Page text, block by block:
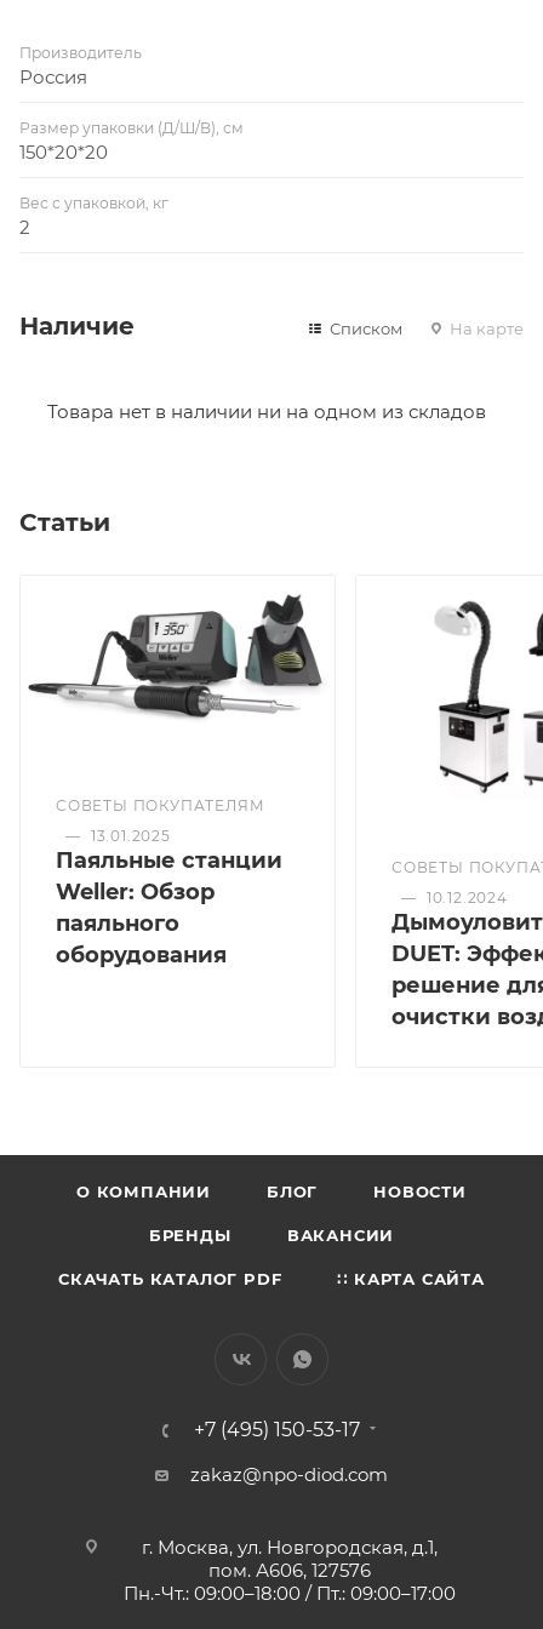
Производитель
Россия
Размер упаковки (Д/Ш/В), см
150*20*20
Вес с упаковкой, кг
2
Наличие Списком На карте
Товара нет в наличии ни на одном из складов
Статьи
СОВЕТЫ ПОКУПАТЕЛЯМ
— 13.01.2025
Паяльные станции
Weller: Обзор
паяльного
оборудования
СОВЕТЫ
— 10.12.2024
DUET:
решение
очистки
О КОМПАНИИ БЛОГ НОВОСТИ
БРЕНДЫ ВАКАНСИИ
СКАЧАТЬ КАТАЛОГ PDF ∷ КАРТА САЙТА
+7 (495) 150-53-17
zakaz@npo-diod.com
г. Москва, ул. Новгородская, д.1,
пом. А606, 127576
Пн.-Чт.: 09:00–18:00 / Пт.: 09:00–17:00